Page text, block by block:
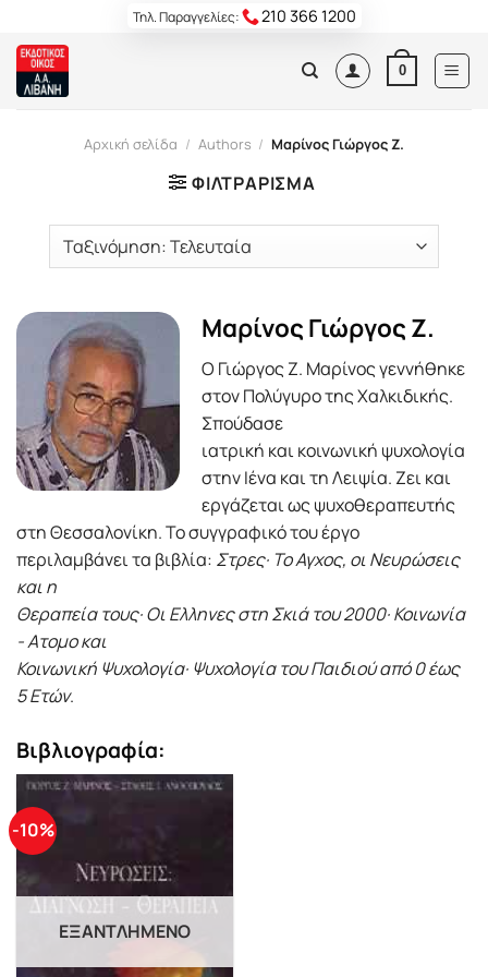
content
Τηλ. Παραγγελίες: 210 366 1200
0
Αρχική σελίδα / Authors / Μαρίνος Γιώργος Ζ.
ΦΙΛΤΡΆΡΙΣΜΑ
Μαρίνος Γιώργος Ζ.
Ο Γιώργος Ζ. Μαρίνος γεννήθηκε
στον Πολύγυρο της Χαλκιδικής.
Σπούδασε
ιατρική και κοινωνική ψυχολογία
στην Ιένα και τη Λειψία. Ζει και
εργάζεται ως ψυχοθεραπευτής
στη Θεσσαλονίκη. Το συγγραφικό του έργο
περιλαμβάνει τα βιβλία: Στρες· Το Αγχος, οι Νευρώσεις
και η
Θεραπεία τους· Οι Ελληνες στη Σκιά του 2000· Κοινωνία
- Ατομο και
Κοινωνική Ψυχολογία· Ψυχολογία του Παιδιού από 0 έως
5 Ετών.
Βιβλιογραφία:
-10%
ΕΞΑΝΤΛΗΜΈΝΟ